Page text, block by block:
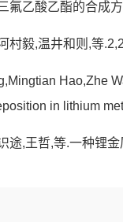
氟乙酸乙酯的合成
村毅,温井和则,等
Hao,Zhe
in lithium
途,王哲,等.一种锂